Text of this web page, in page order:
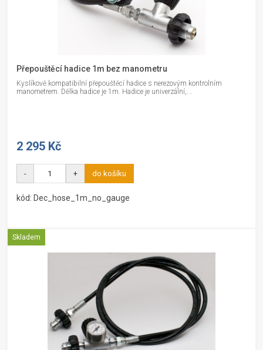
Přepouštěcí hadice 1m bez manometru
Kyslíkově kompatibilní přepouštěcí hadice s nerezovým kontrolním
manometrem. Dělka hadice je 1m. Hadice je univerzální,...
2 295 Kč
- + do košíku
kód: Dec_hose_1m_no_gauge
Skladem